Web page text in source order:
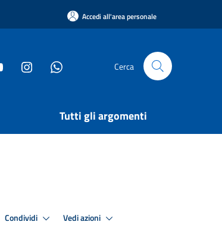
Accedi all'area personale
Cerca
Tutti gli argomenti
Condividi Vedi azioni